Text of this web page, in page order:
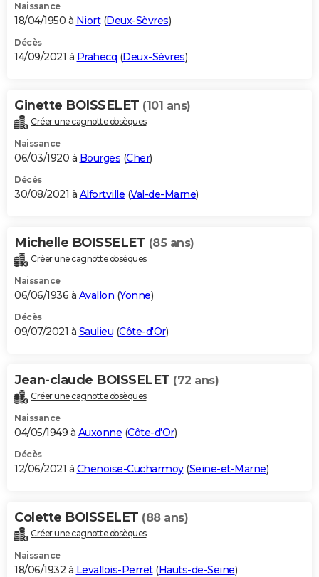
Naissance
18/04/1950 à Niort(Deux-Sèvres)
Décès
14/09/2021 à Prahecq (Deux-Sèvres)
Ginette BOISSELET (101 ans)
Créer une cagnotte obsèques
Naissance
06/03/1920 à Bourges (Cher)
Décès
30/08/2021 à Alfortville (Val-de-Marne)
Michelle BOISSELET (85 ans)
Créer une cagnotte obsèques
Naissance
06/06/1936 à Avallon (Yonne)
Décès
09/07/2021 à Saulieu (Côte-d'Or)
Jean-claude BOISSELET (72 ans)
Créer une cagnotte obsèques
Naissance
04/05/1949 à Auxonne (Côte-d'Or)
Décès
12/06/2021 à Chenoise-Cucharmoy(Seine-et-Marne)
Colette BOISSELET (88 ans)
Créer une cagnotte obsèques
Naissance
18/06/1932 à Levallois-Perret(Hauts-de-Seine)